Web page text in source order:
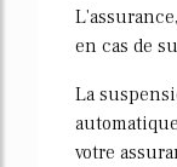
en cas de
La
votre